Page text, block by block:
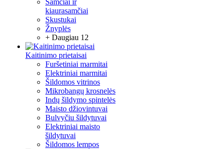
Samčiai ir
kiaurasamčiai
Skustukai
Žnyplės
+ Daugiau 12
Kaitinimo prietaisai
Furšetiniai marmitai
Elektriniai marmitai
Šildomos vitrinos
Mikrobangų krosnelės
Indų šildymo spintelės
Maisto džiovintuvai
Bulvyčiu šildytuvai
Elektriniai maisto
šildytuvai
Šildomos lempos